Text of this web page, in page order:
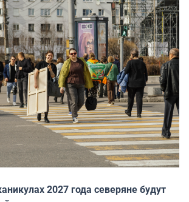
2027 года северяне будут